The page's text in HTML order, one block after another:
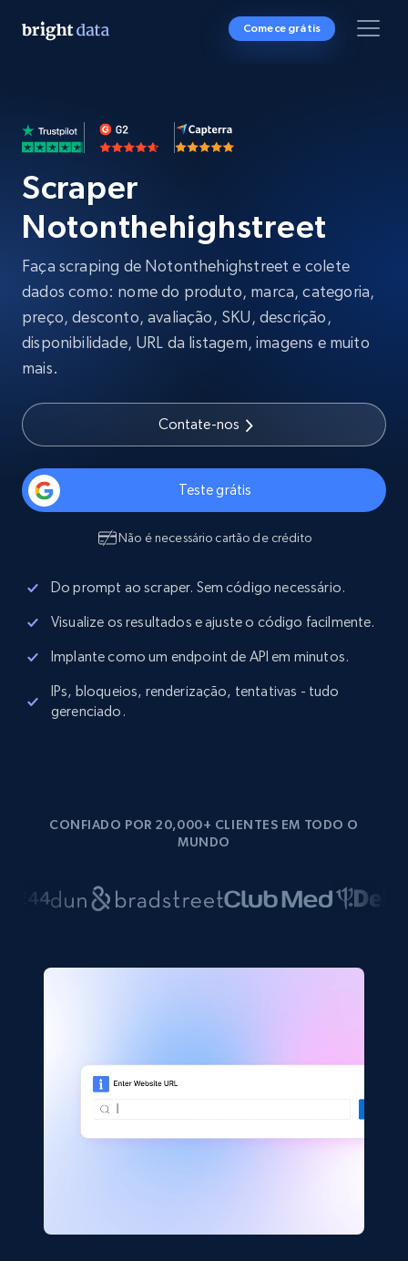
Comece grátis
Scraper
Notonthehighstreet
Faça scraping de Notonthehighstreet e colete
dados como: nome do produto, marca, categoria,
preço, desconto, avaliação, SKU, descrição,
disponibilidade, URL da listagem, imagens e muito
mais.
Contate-nos
Teste grátis
Não é necessário cartão de crédito
Do prompt ao scraper. Sem código necessário.
Visualize os resultados e ajuste o código facilmente.
Implante como um endpoint de API em minutos.
IPs, bloqueios, renderização, tentativas - tudo
gerenciado.
CONFIADO POR 20,000+ CLIENTES EM TODO O
MUNDO